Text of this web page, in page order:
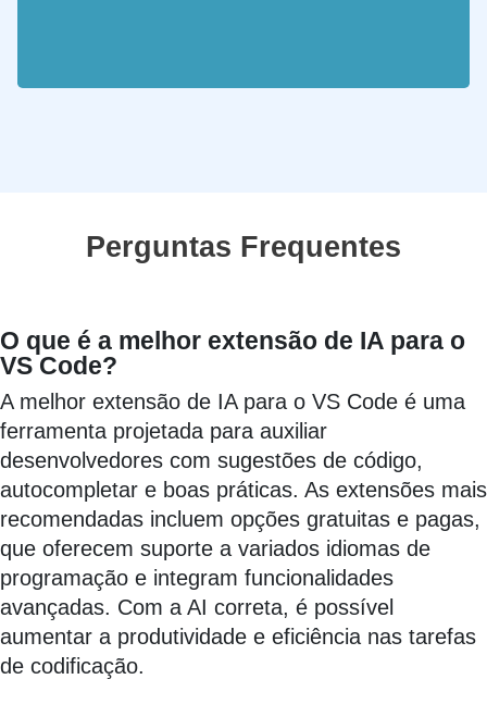
Perguntas Frequentes
O que é a melhor extensão de IA para o
VS Code?
A melhor extensão de IA para o VS Code é uma
ferramenta projetada para auxiliar
desenvolvedores com sugestões de código,
autocompletar e boas práticas. As extensões mais
recomendadas incluem opções gratuitas e pagas,
que oferecem suporte a variados idiomas de
programação e integram funcionalidades
avançadas. Com a AI correta, é possível
aumentar a produtividade e eficiência nas tarefas
de codificação.